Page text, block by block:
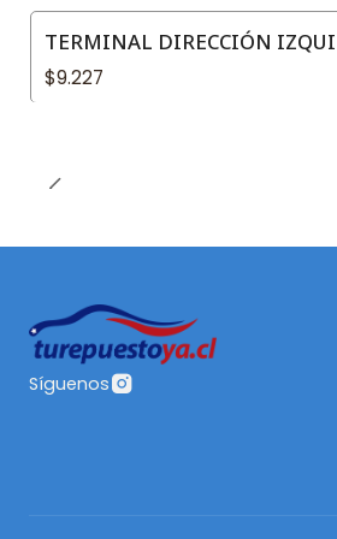
TERMINAL DIRECCIÓN
$9.227
Síguenos